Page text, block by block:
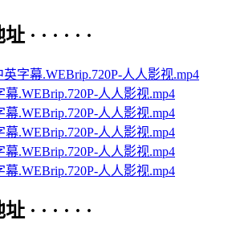
· · · · · ·
英字幕.WEBrip.720P-人人影视.mp4
幕.WEBrip.720P-人人影视.mp4
幕.WEBrip.720P-人人影视.mp4
幕.WEBrip.720P-人人影视.mp4
幕.WEBrip.720P-人人影视.mp4
幕.WEBrip.720P-人人影视.mp4
· · · · · ·